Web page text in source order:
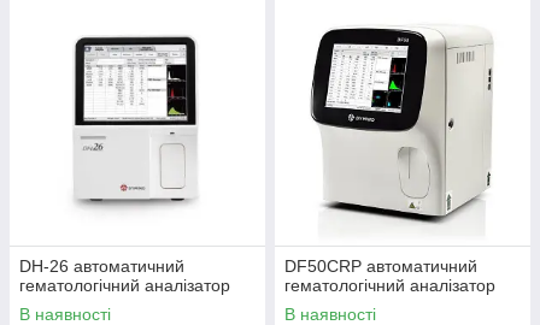
DH-26 автоматичний
гематологічний аналізатор
В наявності
DF50CRP автоматичний
гематологічний аналізатор
В наявності